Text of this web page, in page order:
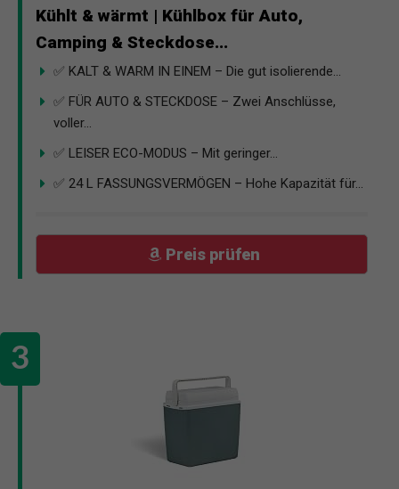
Kühlt & wärmt | Kühlbox für Auto,
Camping & Steckdose...
✅ KALT & WARM IN EINEM – Die gut isolierende...
✅ FÜR AUTO & STECKDOSE – Zwei Anschlüsse,
voller...
✅ LEISER ECO-MODUS – Mit geringer...
✅ 24 L FASSUNGSVERMÖGEN – Hohe Kapazität für...
Preis prüfen